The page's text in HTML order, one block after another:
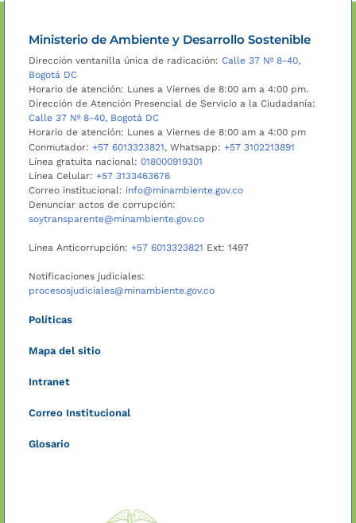
Ministerio de Ambiente y Desarrollo Sostenible
Dirección ventanilla única de radicación: Calle 37 Nº 8-40,
Bogotá DC
Horario de atención: Lunes a Viernes de 8:00 am a 4:00 pm.
Dirección de Atención Presencial de Servicio a la Ciudadanía:
Calle 37 Nº 8-40, Bogotá DC
Horario de atención: Lunes a Viernes de 8:00 am a 4:00 pm
Conmutador: +57 6013323821, Whatsapp: +57 3102213891
Línea gratuita nacional: 018000919301
Línea Celular: +57 3133463676
Correo institucional: info@minambiente.gov.co
Denunciar actos de corrupción:
soytransparente@minambiente.gov.co
Línea Anticorrupción: +57 6013323821 Ext: 1497
Notificaciones judiciales:
procesosjudiciales@minambiente.gov.co
Políticas
Mapa del sitio
Intranet
Correo Institucional
Glosario